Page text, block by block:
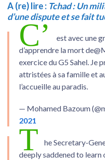
A (re) lire : Tchad : Un
d’une dispute et se fait
C’
est avec une
d’apprendre la mort
exercice du G5 Sahel. Je
attristées à sa famille et
l’accueille au paradis.
— Mohamed Bazoum
2021
T he Secretary-
deeply saddened to